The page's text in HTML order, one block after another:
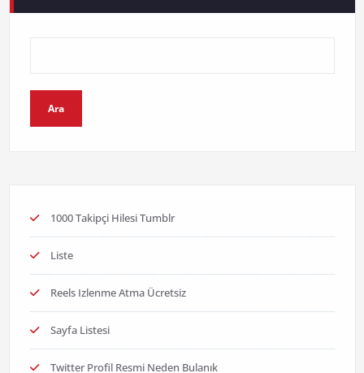
Ara
1000 Takipçi Hilesi Tumblr
Liste
Reels Izlenme Atma Ücretsiz
Sayfa Listesi
Twitter Profil Resmi Neden Bulanık